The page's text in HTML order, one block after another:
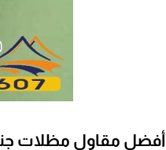
أفضل مقاول مظلات